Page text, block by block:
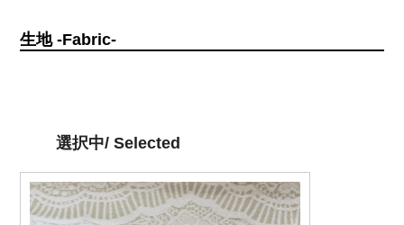
生地 -Fabric-
選択中/ Selected